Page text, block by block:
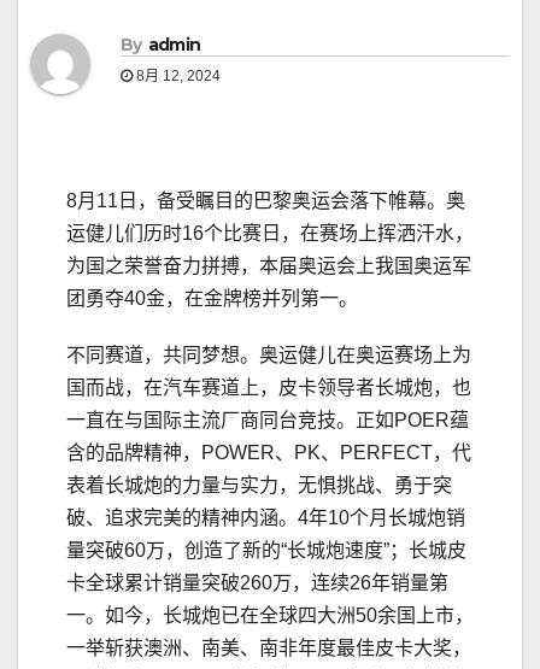
By admin
8月 12, 2024
8月11日，备受瞩目的巴黎奥运会落下帷幕。奥
运健儿们历时16个比赛日，在赛场上挥洒汗水，
为国之荣誉奋力拼搏，本届奥运会上我国奥运军
团勇夺40金，在金牌榜并列第一。
不同赛道，共同梦想。奥运健儿在奥运赛场上为
国而战，在汽车赛道上，皮卡领导者长城炮，也
一直在与国际主流厂商同台竞技。正如POER蕴
含的品牌精神，POWER、PK、PERFECT，代
表着长城炮的力量与实力，无惧挑战、勇于突
破、追求完美的精神内涵。4年10个月长城炮销
量突破60万，创造了新的“长城炮速度”；长城皮
卡全球累计销量突破260万，连续26年销量第
一。如今，长城炮已在全球四大洲50余国上市，
一举斩获澳洲、南美、南非年度最佳皮卡大奖，